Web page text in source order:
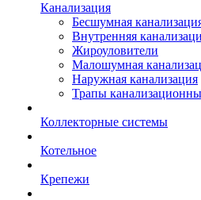
Канализация
Бесшумная
Внутренняя
Жироуловители
Малошумная
Наружная канализация
Трапы
Коллекторные системы
Котельное
Крепежи